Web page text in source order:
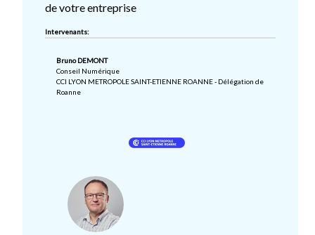
de votre entreprise
Intervenants:
Bruno DEMONT
Conseil Numérique
CCI LYON METROPOLE SAINT-ETIENNE ROANNE - Délégation de
Roanne